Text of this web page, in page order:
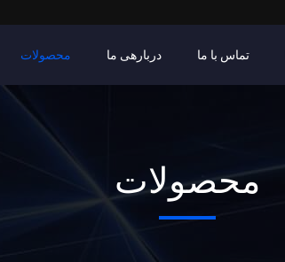
محصولات دربارهی ما تماس با ما
محصولات